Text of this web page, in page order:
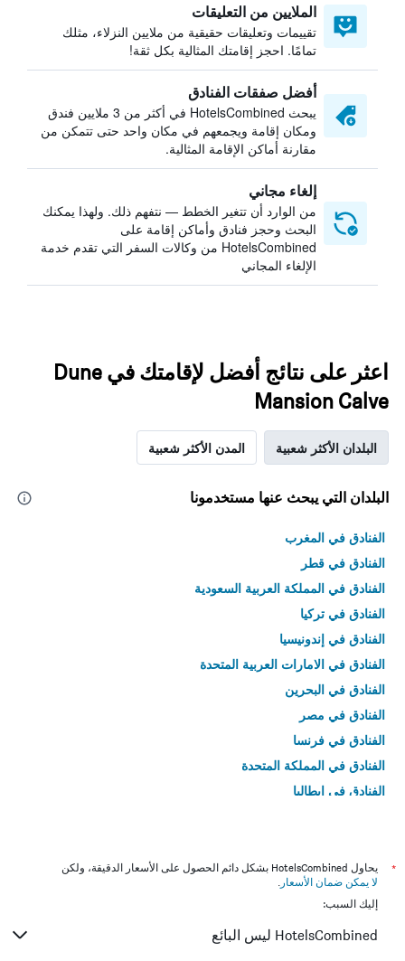
الملايين من التعليقات
تقييمات وتعليقات حقيقية من ملايين النزلاء، مثلك
تمامًا. احجز إقامتك المثالية بكل ثقة!
أفضل صفقات الفنادق
يبحث HotelsCombined في أكثر من 3 ملايين فندق
ومكان إقامة ويجمعهم في مكان واحد حتى تتمكن من
مقارنة أماكن الإقامة المثالية.
إلغاء مجاني
من الوارد أن تتغير الخطط — نتفهم ذلك. ولهذا يمكنك
البحث وحجز فنادق وأماكن إقامة على
HotelsCombined من وكالات السفر التي تقدم خدمة
الإلغاء المجاني
اعثر على نتائج أفضل لإقامتك في Dune
Mansion Calve
البلدان الأكثر شعبية المدن الأكثر شعبية
البلدان التي يبحث عنها مستخدمونا
الفنادق في المغرب
الفنادق في قطر
الفنادق في المملكة العربية السعودية
الفنادق في تركيا
الفنادق في إندونيسيا
الفنادق في الامارات العربية المتحدة
الفنادق في البحرين
الفنادق في مصر
الفنادق في فرنسا
الفنادق في المملكة المتحدة
الفنادق في إيطاليا
*
يحاول HotelsCombined بشكل دائم الحصول على الأسعار الدقيقة، ولكن
لا يمكن ضمان الأسعار .
إليك السبب:
HotelsCombined ليس البائع